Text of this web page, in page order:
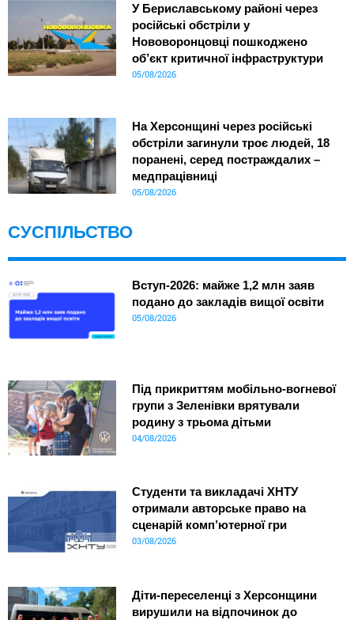
У Бериславському районі через
російські обстріли у
Нововоронцовці пошкоджено
об’єкт критичної інфраструктури
05/08/2026
На Херсонщині через російські
обстріли загинули троє людей, 18
поранені, серед постраждалих –
медпрацівниці
05/08/2026
СУСПІЛЬСТВО
Вступ-2026: майже 1,2 млн заяв
подано до закладів вищої освіти
05/08/2026
Під прикриттям мобільно-вогневої
групи з Зеленівки врятували
родину з трьома дітьми
04/08/2026
Студенти та викладачі ХНТУ
отримали авторське право на
сценарій комп’ютерної гри
03/08/2026
Діти-переселенці з Херсонщини
вирушили на відпочинок до